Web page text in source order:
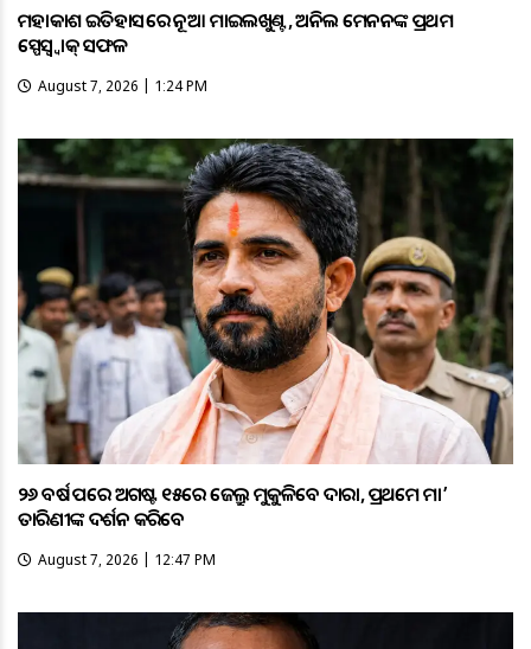
ମହାକାଶ ଇତିହାସରେ ନୂଆ ମାଇଲଖୁଣ୍ଟ, ଅନିଲ ମେନନଙ୍କ ପ୍ରଥମ
ସ୍ପେସ୍ୱ୍ୱାକ୍ ସଫଳ
August 7, 2026 | 1:24 PM
୨୬ ବର୍ଷ ପରେ ଅଗଷ୍ଟ ୧୫ରେ ଜେଲ୍ରୁ ମୁକୁଳିବେ ଦାରା, ପ୍ରଥମେ ମା’
ତାରିଣୀଙ୍କ ଦର୍ଶନ କରିବେ
August 7, 2026 | 12:47 PM